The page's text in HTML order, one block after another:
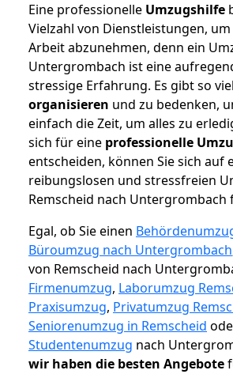
Eine professionelle Umzugshilfe
Vielzahl von Dienstleistungen,
Arbeit abzunehmen, denn ein
Untergrombach ist eine
stressige Erfahrung. Es gibt so
organisieren und zu bedenken,
einfach die Zeit, um alles zu
sich für eine professionelle
entscheiden, können Sie sich auf
reibungslosen und stressfreien
Remscheid nach Untergrombach
Egal, ob Sie einen
Büroumzug nach Untergrombach
von Remscheid nach
Firmenumzug, Laborumzug
Praxisumzug, Privatumzug
Seniorenumzug in Remscheid
Studentenumzug nach
wir haben die besten Angebote